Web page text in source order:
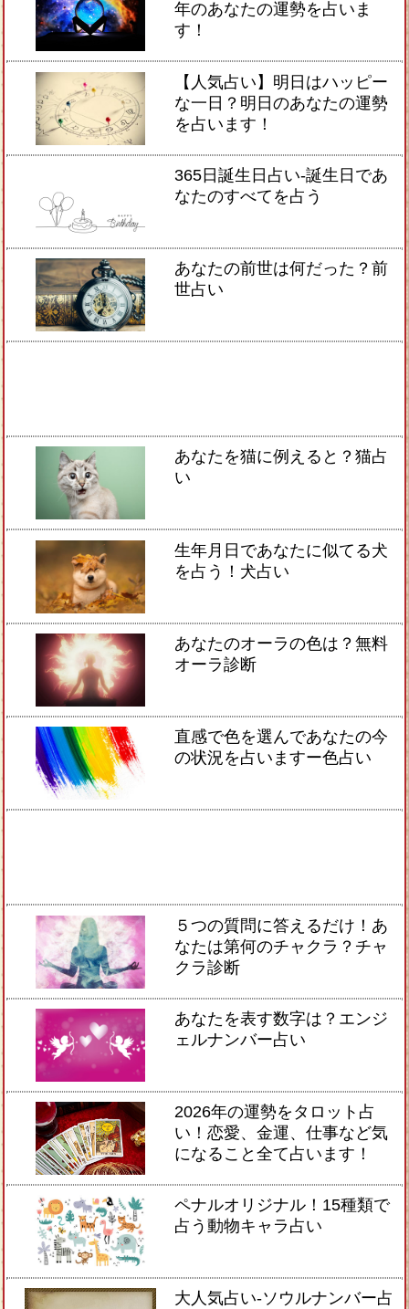
年のあなたの運勢を占いま
す！
【人気占い】明日はハッピー
な一日？明日のあなたの運勢
を占います！
365日誕生日占い-誕生日であ
なたのすべてを占う
あなたの前世は何だった？前
世占い
あなたを猫に例えると？猫占
い
生年月日であなたに似てる犬
を占う！犬占い
あなたのオーラの色は？無料
オーラ診断
直感で色を選んであなたの今
の状況を占いますー色占い
５つの質問に答えるだけ！あ
なたは第何のチャクラ？チャ
クラ診断
あなたを表す数字は？エンジ
ェルナンバー占い
2026年の運勢をタロット占
い！恋愛、金運、仕事など気
になること全て占います！
ペナルオリジナル！15種類で
占う動物キャラ占い
大人気占い-ソウルナンバー占